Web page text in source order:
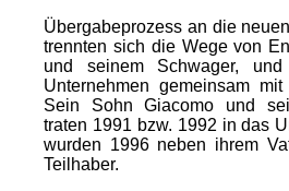
Übergabeprozess an die
trennten sich die Wege von
und seinem Schwager,
Unternehmen gemeinsam
Sein Sohn Giacomo und
traten 1991 bzw. 1992 in das
wurden 1996 neben ihrem
Teilhaber.